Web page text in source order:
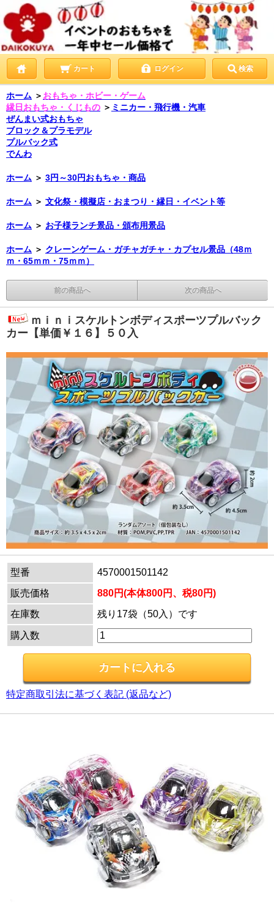
カート ログイン 検索
ホーム ＞ おもちゃ・ホビー・ゲーム
縁日おもちゃ・くじもの ＞ ミニカー・飛行機・汽車
ぜんまい式おもちゃ
ブロック＆プラモデル
プルバック式
でんわ
ホーム ＞ 3円～30円おもちゃ・商品
ホーム ＞ 文化祭・模擬店・おまつり・縁日・イベント等
ホーム ＞ お子様ランチ景品・頒布用景品
ホーム ＞ クレーンゲーム・ガチャガチャ・カプセル景品（48ｍ
ｍ・65ｍｍ・75ｍｍ）
前の商品へ 次の商品へ
ｍｉｎｉスケルトンボディスポーツプルバック
カー【単価￥１６】５０入
型番
4570001501142
販売価格
880円(本体800円、税80円)
在庫数
残り17袋（50入）です
購入数
特定商取引法に基づく表記 (返品など)